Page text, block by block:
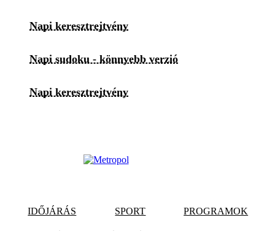
Napi keresztrejtvény
Napi sudoku - könnyebb verzió
Napi keresztrejtvény
IDŐJÁRÁS SPORT PROGRAMOK